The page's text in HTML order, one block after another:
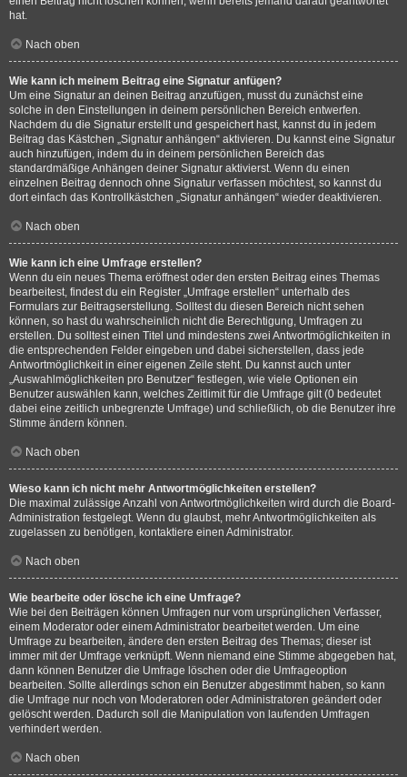
hat.
Nach oben
Wie kann ich meinem Beitrag eine Signatur anfügen?
Um eine Signatur an deinen Beitrag anzufügen, musst du zunächst eine
solche in den Einstellungen in deinem persönlichen Bereich entwerfen.
Nachdem du die Signatur erstellt und gespeichert hast, kannst du in jedem
Beitrag das Kästchen „Signatur anhängen“ aktivieren. Du kannst eine Signatur
auch hinzufügen, indem du in deinem persönlichen Bereich das
standardmäßige Anhängen deiner Signatur aktivierst. Wenn du einen
einzelnen Beitrag dennoch ohne Signatur verfassen möchtest, so kannst du
dort einfach das Kontrollkästchen „Signatur anhängen“ wieder deaktivieren.
Nach oben
Wie kann ich eine Umfrage erstellen?
Wenn du ein neues Thema eröffnest oder den ersten Beitrag eines Themas
bearbeitest, findest du ein Register „Umfrage erstellen“ unterhalb des
Formulars zur Beitragserstellung. Solltest du diesen Bereich nicht sehen
können, so hast du wahrscheinlich nicht die Berechtigung, Umfragen zu
erstellen. Du solltest einen Titel und mindestens zwei Antwortmöglichkeiten in
die entsprechenden Felder eingeben und dabei sicherstellen, dass jede
Antwortmöglichkeit in einer eigenen Zeile steht. Du kannst auch unter
„Auswahlmöglichkeiten pro Benutzer“ festlegen, wie viele Optionen ein
Benutzer auswählen kann, welches Zeitlimit für die Umfrage gilt (0 bedeutet
dabei eine zeitlich unbegrenzte Umfrage) und schließlich, ob die Benutzer ihre
Stimme ändern können.
Nach oben
Wieso kann ich nicht mehr Antwortmöglichkeiten erstellen?
Die maximal zulässige Anzahl von Antwortmöglichkeiten wird durch die Board-
Administration festgelegt. Wenn du glaubst, mehr Antwortmöglichkeiten als
zugelassen zu benötigen, kontaktiere einen Administrator.
Nach oben
Wie bearbeite oder lösche ich eine Umfrage?
Wie bei den Beiträgen können Umfragen nur vom ursprünglichen Verfasser,
einem Moderator oder einem Administrator bearbeitet werden. Um eine
Umfrage zu bearbeiten, ändere den ersten Beitrag des Themas; dieser ist
immer mit der Umfrage verknüpft. Wenn niemand eine Stimme abgegeben hat,
dann können Benutzer die Umfrage löschen oder die Umfrageoption
bearbeiten. Sollte allerdings schon ein Benutzer abgestimmt haben, so kann
die Umfrage nur noch von Moderatoren oder Administratoren geändert oder
gelöscht werden. Dadurch soll die Manipulation von laufenden Umfragen
verhindert werden.
Nach oben